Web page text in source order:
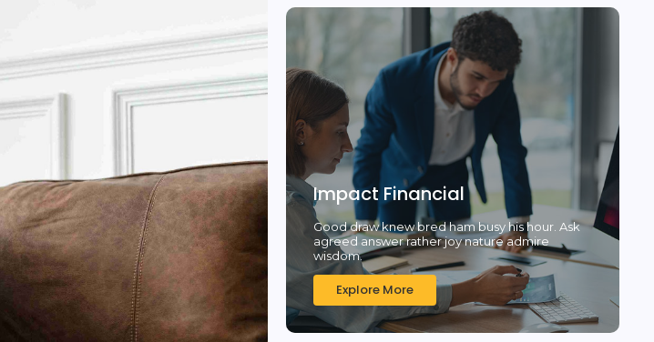
Impact Financial
Good draw knew bred ham busy his hour. Ask
agreed answer rather joy nature admire
wisdom.
Explore More